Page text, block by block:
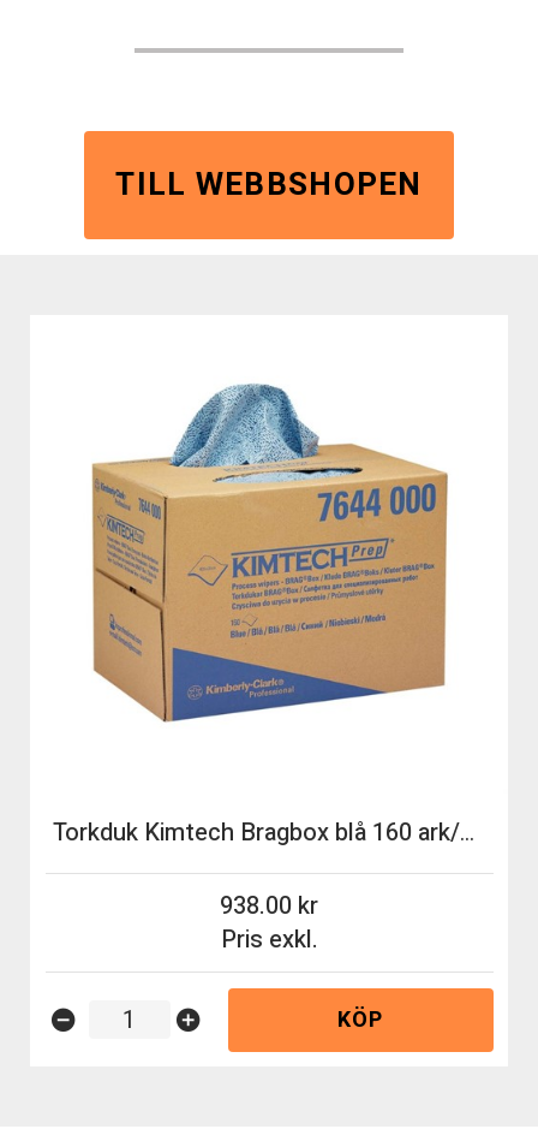
TILL WEBBSHOPEN
Torkduk Kimtech Bragbox blå 160 ark/box
Pris exkl.
938.00
remove_circle add_circle KÖP